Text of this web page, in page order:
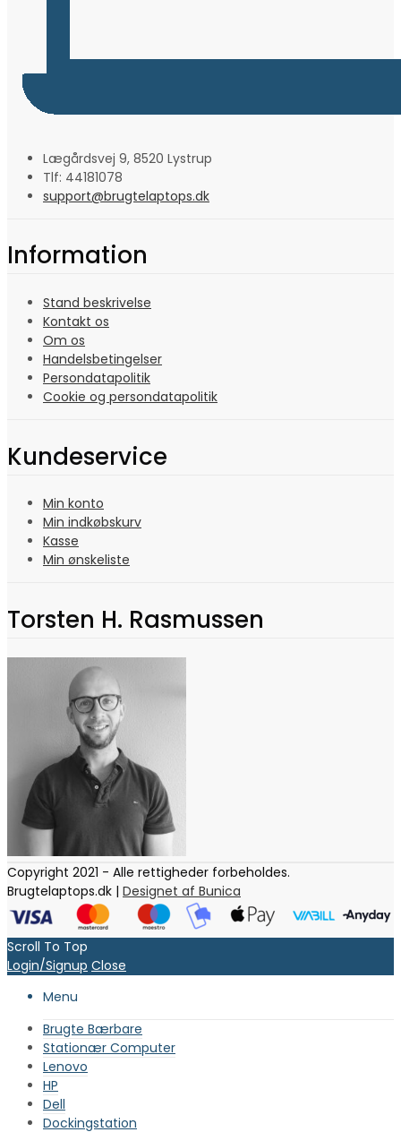
Lægårdsvej 9, 8520 Lystrup
Tlf: 44181078
support@brugtelaptops.dk
Information
Stand beskrivelse
Kontakt os
Om os
Handelsbetingelser
Persondatapolitik
Cookie og persondatapolitik
Kundeservice
Min konto
Min indkøbskurv
Kasse
Min ønskeliste
Torsten H. Rasmussen
Copyright 2021 - Alle rettigheder forbeholdes.
Brugtelaptops.dk | Designet af Bunica
Scroll To Top
Login/Signup Close
Menu
Brugte Bærbare
Stationær Computer
Lenovo
HP
Dell
Dockingstation